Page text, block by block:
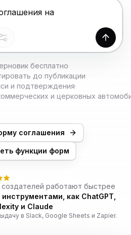
отправить, Shift+Enter —
бесплатно·
до публикации·
и подтверждения·
и церковных
соглашения
функции форм
создателей работают быстрее
как ChatGPT,
и Claude
в Slack, Google Sheets и Zapier.